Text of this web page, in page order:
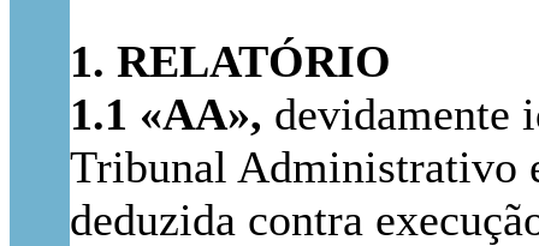
1. RELATÓRIO
1.1 «AA», devidamente
Tribunal Administrativo
deduzida contra